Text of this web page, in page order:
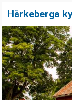
Härkeberga